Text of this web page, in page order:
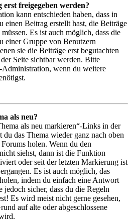
freigegeben werden?
kann entschieden haben, dass in
einen Beitrag erstellt hast, die Beiträge
Es ist auch möglich, dass die
einer Gruppe von Benutzern
sie die Beiträge erst begutachten
Seite sichtbar werden. Bitte
wenn du weitere
als neu?
als neu markieren“-Links in der
du das Thema wieder ganz nach oben
holen. Wenn du den
siehst, dann ist die Funktion
oder seit der letzten Markierung ist
Es ist auch möglich, das
indem du einfach eine Antwort
jedoch sicher, dass du die Regeln
Es wird meist nicht gerne gesehen,
auf alte oder abgeschlossene